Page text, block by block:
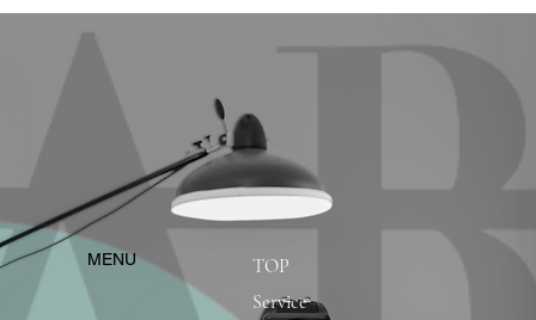
​MENU
TOP
Service